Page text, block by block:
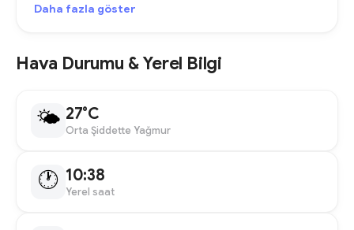
Daha fazla göster
Hava Durumu & Yerel Bilgi
🌤 27°C
Orta Şiddette Yağmur
🕐 10:38
Yerel saat